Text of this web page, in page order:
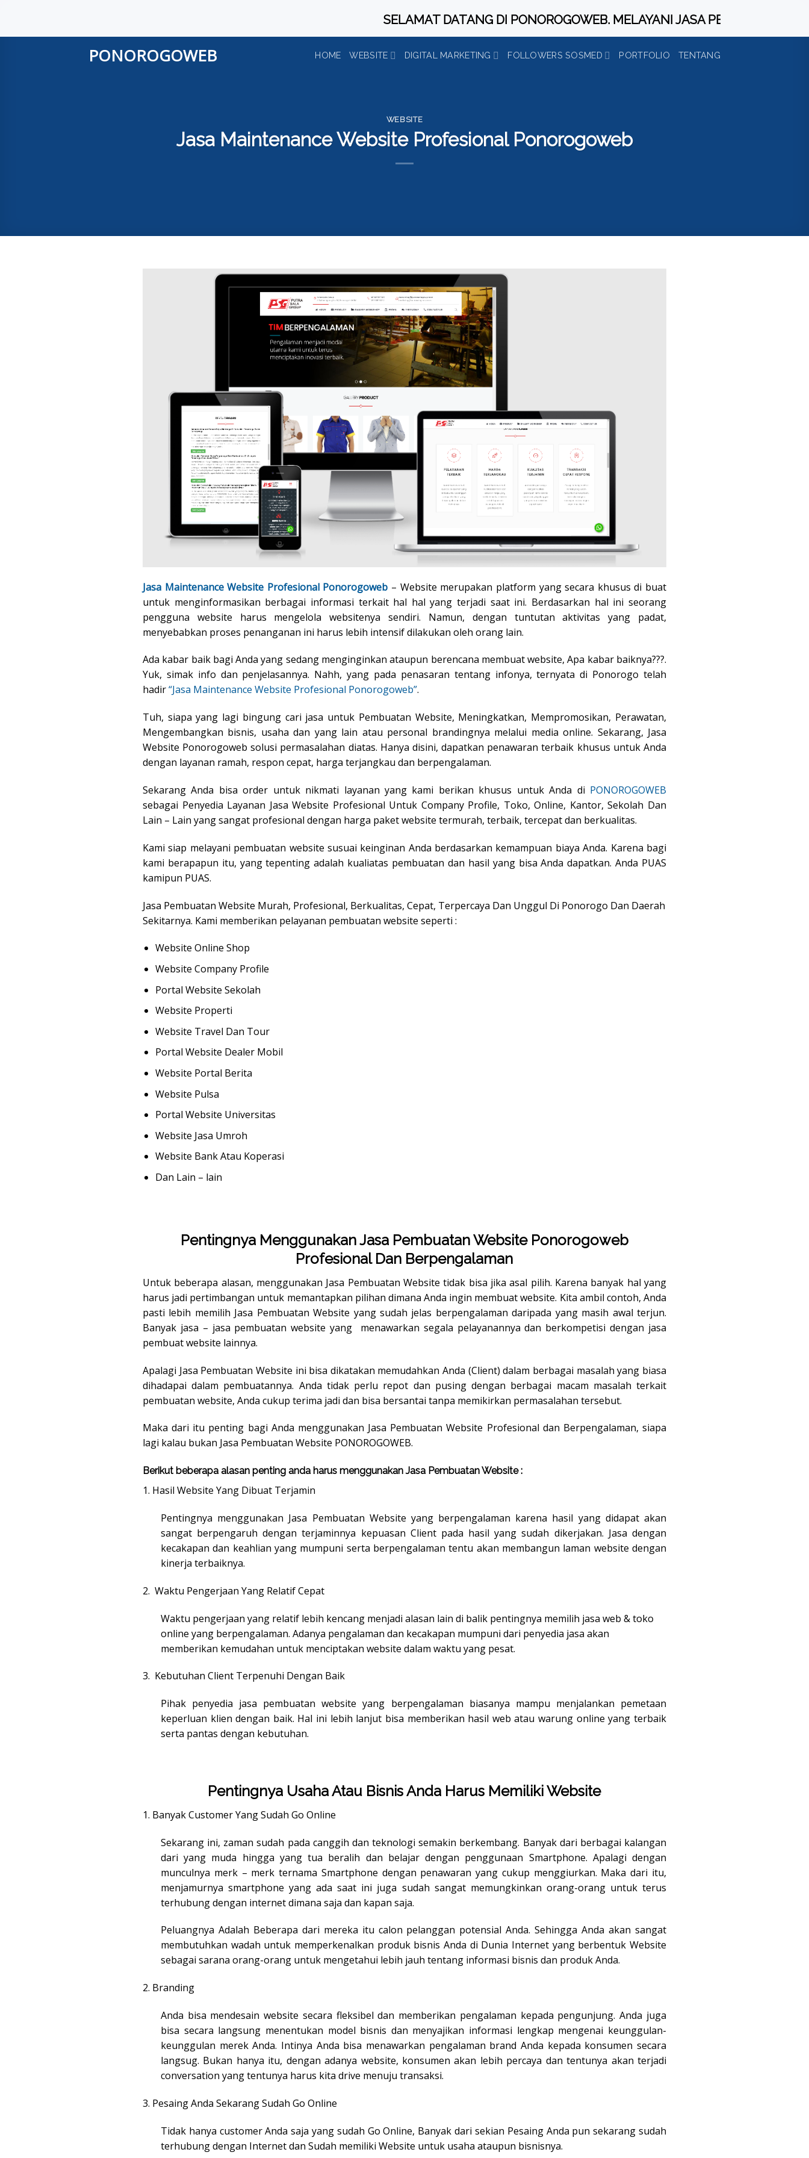
content
SELAMAT DATANG DI PONOROGOWEB. MELAYANI JASA PEMBUATAN /
PONOROGOWEB HOME WEBSITE DIGITAL MARKETING FOLLOWERS SOSMED PORTFOLIO TENTANG
WEBSITE
Jasa Maintenance Website Profesional Ponorogoweb
Jasa Maintenance Website Profesional Ponorogoweb – Website merupakan platform yang secara khusus di buat
untuk menginformasikan berbagai informasi terkait hal hal yang terjadi saat ini. Berdasarkan hal ini seorang
pengguna website harus mengelola websitenya sendiri. Namun, dengan tuntutan aktivitas yang padat,
menyebabkan proses penanganan ini harus lebih intensif dilakukan oleh orang lain.
Ada kabar baik bagi Anda yang sedang menginginkan ataupun berencana membuat website, Apa kabar baiknya???.
Yuk, simak info dan penjelasannya. Nahh, yang pada penasaran tentang infonya, ternyata di Ponorogo telah
hadir“Jasa Maintenance Website Profesional Ponorogoweb”.
Tuh, siapa yang lagi bingung cari jasa untuk Pembuatan Website, Meningkatkan, Mempromosikan, Perawatan,
Mengembangkan bisnis, usaha dan yang lain atau personal brandingnya melalui media online. Sekarang, Jasa
Website Ponorogoweb solusi permasalahan diatas. Hanya disini, dapatkan penawaran terbaik khusus untuk Anda
dengan layanan ramah, respon cepat, harga terjangkau dan berpengalaman.
Sekarang Anda bisa order untuk nikmati layanan yang kami berikan khusus untuk Anda di PONOROGOWEB
sebagai Penyedia Layanan Jasa Website Profesional Untuk Company Profile, Toko, Online, Kantor, Sekolah Dan
Lain – Lain yang sangat profesional dengan harga paket website termurah, terbaik, tercepat dan berkualitas.
Kami siap melayani pembuatan website susuai keinginan Anda berdasarkan kemampuan biaya Anda. Karena bagi
kami berapapun itu, yang tepenting adalah kualiatas pembuatan dan hasil yang bisa Anda dapatkan. Anda PUAS
kamipun PUAS.
Jasa Pembuatan Website Murah, Profesional, Berkualitas, Cepat, Terpercaya Dan Unggul Di Ponorogo Dan Daerah
Sekitarnya. Kami memberikan pelayanan pembuatan website seperti :
Website Online Shop
Website Company Profile
Portal Website Sekolah
Website Properti
Website Travel Dan Tour
Portal Website Dealer Mobil
Website Portal Berita
Website Pulsa
Portal Website Universitas
Website Jasa Umroh
Website Bank Atau Koperasi
Dan Lain – lain
Pentingnya Menggunakan Jasa Pembuatan Website Ponorogoweb
Profesional Dan Berpengalaman
Untuk beberapa alasan, menggunakan Jasa Pembuatan Website tidak bisa jika asal pilih. Karena banyak hal yang
harus jadi pertimbangan untuk memantapkan pilihan dimana Anda ingin membuat website. Kita ambil contoh, Anda
pasti lebih memilih Jasa Pembuatan Website yang sudah jelas berpengalaman daripada yang masih awal terjun.
Banyak jasa – jasa pembuatan website yang menawarkan segala pelayanannya dan berkompetisi dengan jasa
pembuat website lainnya.
Apalagi Jasa Pembuatan Website ini bisa dikatakan memudahkan Anda (Client) dalam berbagai masalah yang biasa
dihadapai dalam pembuatannya. Anda tidak perlu repot dan pusing dengan berbagai macam masalah terkait
pembuatan website, Anda cukup terima jadi dan bisa bersantai tanpa memikirkan permasalahan tersebut.
Maka dari itu penting bagi Anda menggunakan Jasa Pembuatan Website Profesional dan Berpengalaman, siapa
lagi kalau bukan Jasa Pembuatan Website PONOROGOWEB.
Berikut beberapa alasan penting anda harus menggunakan Jasa Pembuatan Website :
1. Hasil Website Yang Dibuat Terjamin
Pentingnya menggunakan Jasa Pembuatan Website yang berpengalaman karena hasil yang didapat akan
sangat berpengaruh dengan terjaminnya kepuasan Client pada hasil yang sudah dikerjakan. Jasa dengan
kecakapan dan keahlian yang mumpuni serta berpengalaman tentu akan membangun laman website dengan
kinerja terbaiknya.
2. Waktu Pengerjaan Yang Relatif Cepat
Waktu pengerjaan yang relatif lebih kencang menjadi alasan lain di balik pentingnya memilih jasa web & toko
online yang berpengalaman. Adanya pengalaman dan kecakapan mumpuni dari penyedia jasa akan
memberikan kemudahan untuk menciptakan website dalam waktu yang pesat.
3. Kebutuhan Client Terpenuhi Dengan Baik
Pihak penyedia jasa pembuatan website yang berpengalaman biasanya mampu menjalankan pemetaan
keperluan klien dengan baik. Hal ini lebih lanjut bisa memberikan hasil web atau warung online yang terbaik
serta pantas dengan kebutuhan.
Pentingnya Usaha Atau Bisnis Anda Harus Memiliki Website
1. Banyak Customer Yang Sudah Go Online
Sekarang ini, zaman sudah pada canggih dan teknologi semakin berkembang. Banyak dari berbagai kalangan
dari yang muda hingga yang tua beralih dan belajar dengan penggunaan Smartphone. Apalagi dengan
munculnya merk – merk ternama Smartphone dengan penawaran yang cukup menggiurkan. Maka dari itu,
menjamurnya smartphone yang ada saat ini juga sudah sangat memungkinkan orang-orang untuk terus
terhubung dengan internet dimana saja dan kapan saja.
Peluangnya Adalah Beberapa dari mereka itu calon pelanggan potensial Anda. Sehingga Anda akan sangat
membutuhkan wadah untuk memperkenalkan produk bisnis Anda di Dunia Internet yang berbentuk Website
sebagai sarana orang-orang untuk mengetahui lebih jauh tentang informasi bisnis dan produk Anda.
2. Branding
Anda bisa mendesain website secara fleksibel dan memberikan pengalaman kepada pengunjung. Anda juga
bisa secara langsung menentukan model bisnis dan menyajikan informasi lengkap mengenai keunggulan-
keunggulan merek Anda. Intinya Anda bisa menawarkan pengalaman brand Anda kepada konsumen secara
langsug. Bukan hanya itu, dengan adanya website, konsumen akan lebih percaya dan tentunya akan terjadi
conversation yang tentunya harus kita drive menuju transaksi.
3. Pesaing Anda Sekarang Sudah Go Online
Tidak hanya customer Anda saja yang sudah Go Online, Banyak dari sekian Pesaing Anda pun sekarang sudah
terhubung dengan Internet dan Sudah memiliki Website untuk usaha ataupun bisnisnya.